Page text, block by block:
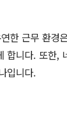
한 근무 환경
합니다. 또한,
입니다.